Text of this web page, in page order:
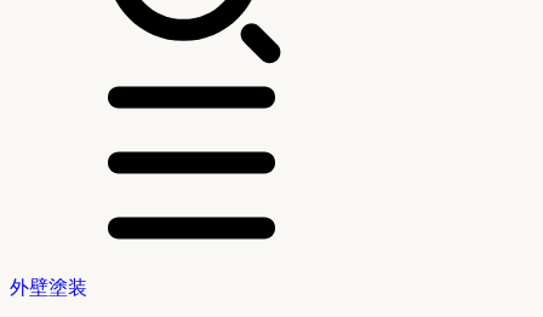
外壁塗装